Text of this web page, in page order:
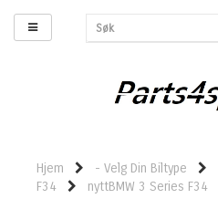
Hjem - Velg Din Biltype
F34
nyttBMW 3 Series F34